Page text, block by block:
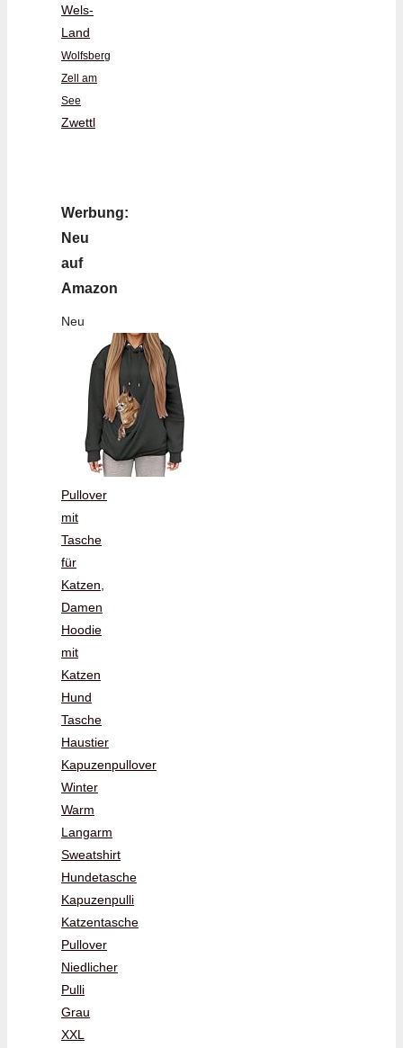
Wels-
Land
Wolfsberg
Zell am
See
Zwettl
Werbung:
Neu
auf
Amazon
Neu
Pullover
mit
Tasche
für
Katzen,
Damen
Hoodie
mit
Katzen
Hund
Tasche
Haustier
Kapuzenpullover
Winter
Warm
Langarm
Sweatshirt
Hundetasche
Kapuzenpulli
Katzentasche
Pullover
Niedlicher
Pulli
Grau
XXL